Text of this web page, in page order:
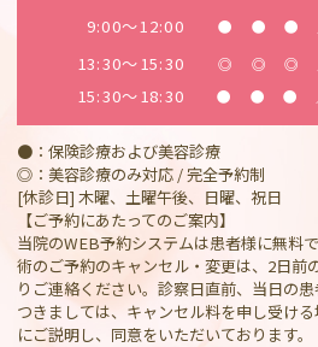
9:00～12:00 ● ● ●
13:30～15:30 ◎ ◎ ◎
15:30～18:30 ● ● ●
●：保険診療および美容診療
◎：美容診療のみ対応 / 完全予約制
[休診日] 木曜、土曜午後、日曜、祝日
【ご予約にあたってのご案内】
当院のWEB予約システムは患者様に無料
術のご予約のキャンセル・変更は、2日前
りご連絡ください。診察日直前、当日の
つきましては、キャンセル料を申し受け
にご説明し、同意をいただいております。